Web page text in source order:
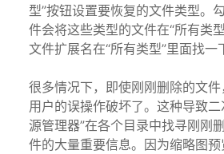
型”按钮设置要恢复的文件类型。
件会将这些类型的文件在“所有类
文件扩展名在“所有类型”里面找一
很多情况下，即使刚刚删除的文
用户的误操作破坏了。这种导致
源管理器”在各个目录中找寻刚刚
件的大量重要信息。因为缩略图